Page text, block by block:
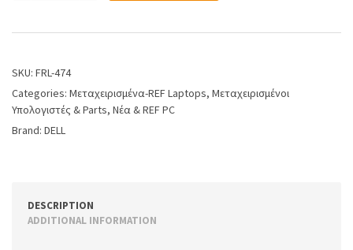
SKU: FRL-474
Categories: Μεταχειρισμένα-REF Laptops, Μεταχειρισμένοι
Υπολογιστές & Parts, Νέα & REF PC
Brand: DELL
DESCRIPTION
ADDITIONAL INFORMATION